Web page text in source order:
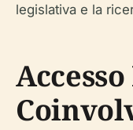
legislativa e la